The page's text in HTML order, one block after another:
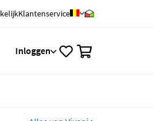
Klantenservice
Inloggen